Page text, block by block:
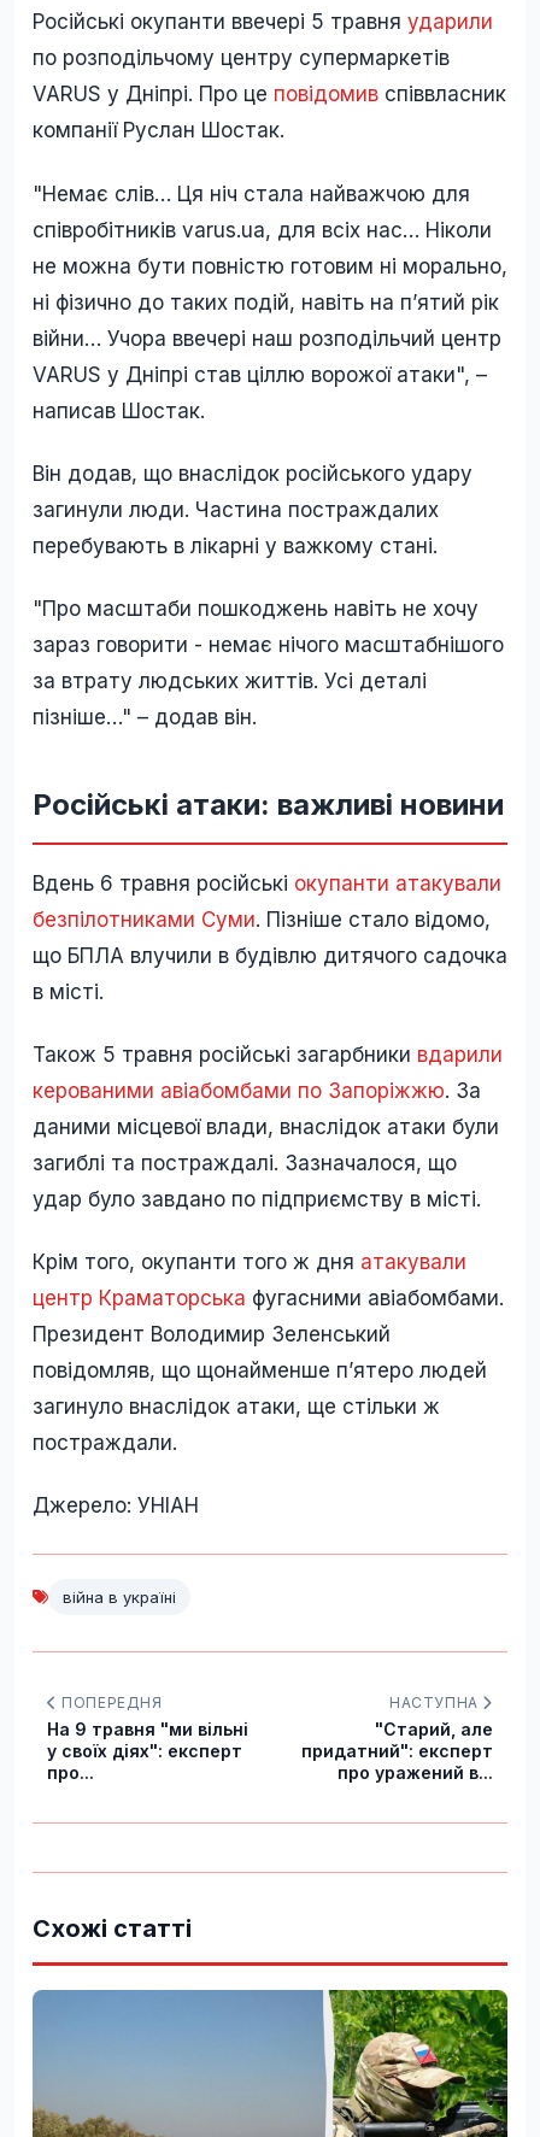
Російські окупанти ввечері 5 травня ударили
по розподільчому центру супермаркетів
VARUS у Дніпрі. Про це повідомив співвласник
компанії Руслан Шостак.
"Немає слів… Ця ніч стала найважчою для
співробітників varus.ua, для всіх нас… Ніколи
не можна бути повністю готовим ні морально,
ні фізично до таких подій, навіть на п’ятий рік
війни… Учора ввечері наш розподільчий центр
VARUS у Дніпрі став ціллю ворожої атаки", –
написав Шостак.
Він додав, що внаслідок російського удару
загинули люди. Частина постраждалих
перебувають в лікарні у важкому стані.
"Про масштаби пошкоджень навіть не хочу
зараз говорити - немає нічого масштабнішого
за втрату людських життів. Усі деталі
пізніше…" – додав він.
Російські атаки: важливі новини
Вдень 6 травня російські окупанти атакували
безпілотниками Суми. Пізніше стало відомо,
що БПЛА влучили в будівлю дитячого садочка
в місті.
Також 5 травня російські загарбники вдарили
керованими авіабомбами по Запоріжжю. За
даними місцевої влади, внаслідок атаки були
загиблі та постраждалі. Зазначалося, що
удар було завдано по підприємству в місті.
Крім того, окупанти того ж дня атакували
центр Краматорська фугасними авіабомбами.
Президент Володимир Зеленський
повідомляв, що щонайменше пʼятеро людей
загинуло внаслідок атаки, ще стільки ж
постраждали.
Джерело: УНІАН
війна в україні
ПОПЕРЕДНЯ
На 9 травня "ми вільні
у своїх діях": експерт
про...
НАСТУПНА
"Старий, але
придатний": експерт
про уражений в...
Схожі статті